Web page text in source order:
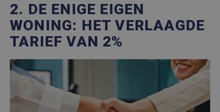
2. DE ENIGE EIGEN
WONING: HET VERLAAGDE
TARIEF VAN 2%